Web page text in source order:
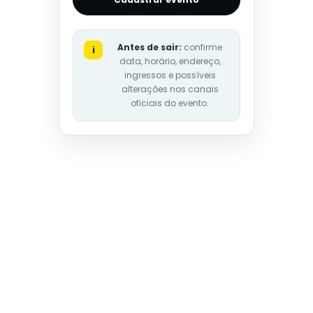
i Antes de sair: confirme
data, horário, endereço,
ingressos e possíveis
alterações nos canais
oficiais do evento.